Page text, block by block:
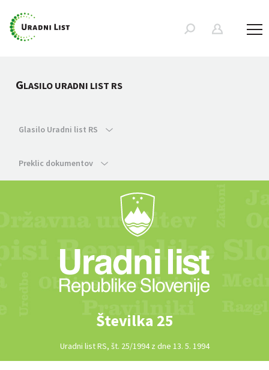
GLASILO URADNI LIST RS
Glasilo Uradni list RS
Preklic dokumentov
Številka 25
Uradni list RS, št. 25/1994 z dne 13. 5. 1994